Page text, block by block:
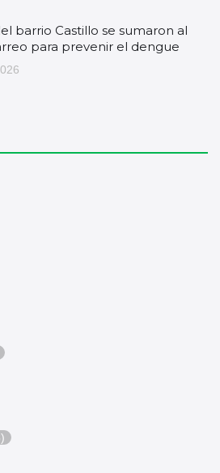
barrio Castillo se sumaron al
para prevenir el dengue